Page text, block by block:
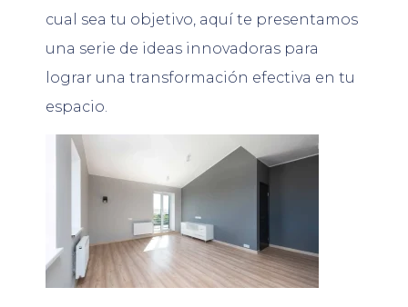
cual sea tu objetivo, aquí te presentamos
una serie de ideas innovadoras para
lograr una transformación efectiva en tu
espacio.